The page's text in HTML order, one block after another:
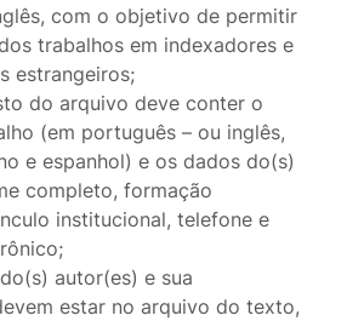
com o objetivo de permitir
trabalhos em indexadores e
estrangeiros;
do arquivo deve conter o
(em português – ou inglês,
e espanhol) e os dados do(s)
completo, formação
institucional, telefone e
autor(es) e sua
estar no arquivo do texto,